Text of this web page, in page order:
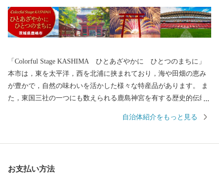
「Colorful Stage KASHIMA ひとあざやかに ひとつのまちに」
本市は，東を太平洋，西を北浦に挟まれており，海や田畑の恵み
が豊かで，自然の味わいを活かした様々な特産品があります。 ま
た，東国三社の一つにも数えられる鹿島神宮を有する歴史的伝統
ポーツが盛んであり，魅力と活力にあふれたまちです。 2021年に
セス≫ ・鹿嶋⇔東京間 ＪＲ鹿島線，東関東自動車道 約２
自治体紹介をもっと見る
お支払い方法